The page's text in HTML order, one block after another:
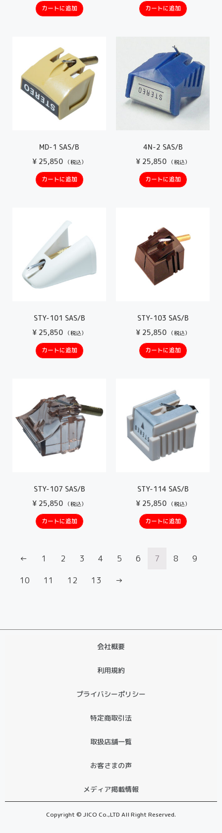
カートに追加 カートに追加
MD-1 SAS/B
¥25,850 （税込）
カートに追加
4N-2 SAS/B
¥25,850 （税込）
カートに追加
STY-101 SAS/B
¥25,850 （税込）
カートに追加
STY-103 SAS/B
¥25,850 （税込）
カートに追加
STY-107 SAS/B
¥25,850 （税込）
カートに追加
STY-114 SAS/B
¥25,850 （税込）
カートに追加
← 1 2 3 4 5 6 7 8
9
10
11 12 13 →
会社概要
利用規約
プライバシーポリシー
特定商取引法
取扱店舗一覧
お客さまの声
メディア掲載情報
Copyright © JICO Co.,LTD All Right Reserved.